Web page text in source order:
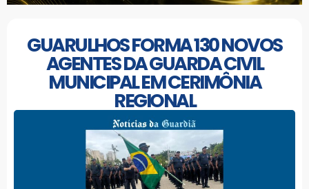
GUARULHOS FORMA 130 NOVOS
AGENTES DA GUARDA CIVIL
MUNICIPAL EM CERIMÔNIA
REGIONAL